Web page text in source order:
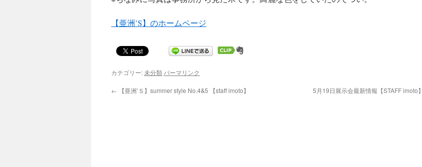
【亜洲’S】のホームページ
カテゴリー:未分類 パーマリンク
← 【亜洲’Ｓ】summer style No.4&5 【staff imoto】 5月19日展示会最新情報【STAFF imoto】